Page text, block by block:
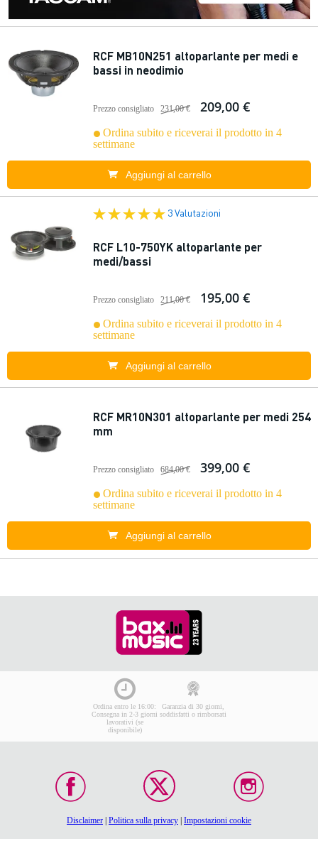
RCF MB10N251 altoparlante per medi e
bassi in neodimio
Prezzo consigliato 231,00 € 209,00 €
Ordina subito e riceverai il prodotto in 4
settimane
Aggiungi al carrello
3 Valutazioni
RCF L10-750YK altoparlante per
medi/bassi
Prezzo consigliato 211,00 € 195,00 €
Ordina subito e riceverai il prodotto in 4
settimane
Aggiungi al carrello
RCF MR10N301 altoparlante per medi 254
mm
Prezzo consigliato 684,00 € 399,00 €
Ordina subito e riceverai il prodotto in 4
settimane
Aggiungi al carrello
Ordina entro le 16:00:
Consegna in 2-3 giorni
lavorativi (se
disponibile)
Garanzia di 30 giorni,
soddisfatti o rimborsati
Disclaimer Politica sulla privacy Impostazioni cookie